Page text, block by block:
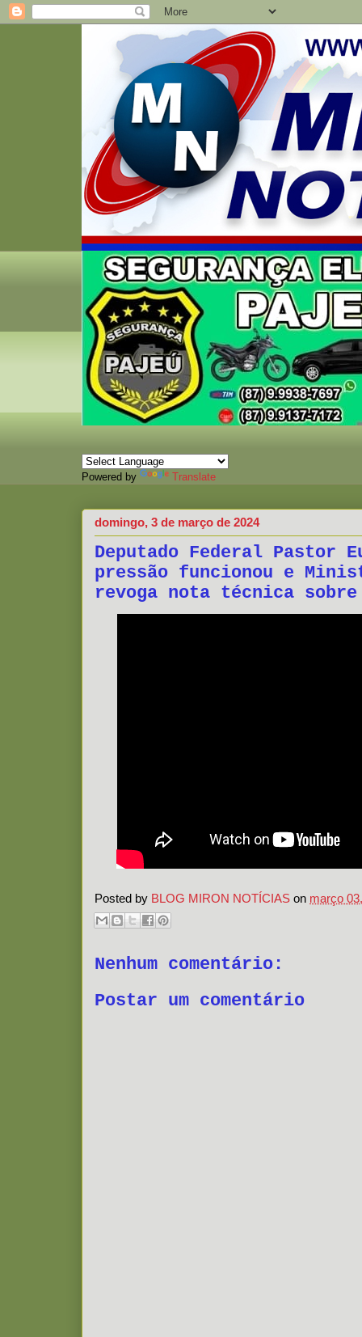
Powered by Translate
domingo, 3 de março de 2024
Deputado Federal Pastor
pressão funcionou e
revoga nota técnica
Posted by BLOG MIRON NOTÍCIAS on março
Nenhum comentário:
Postar um comentário